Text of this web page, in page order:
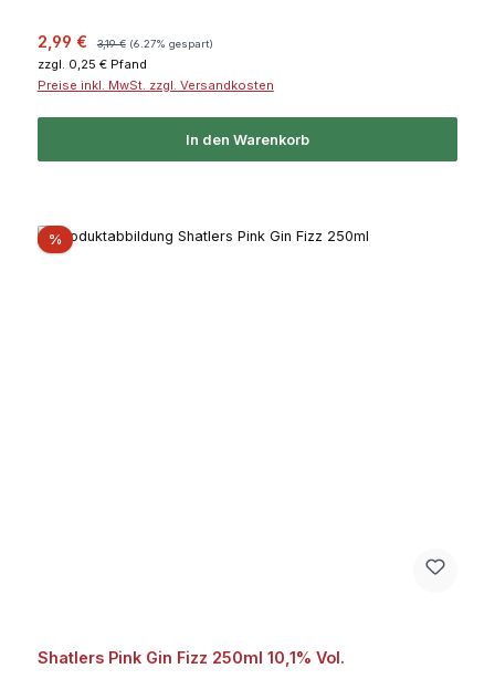
Verkaufspreis:
2,99 € 3,19 € (6.27% gespart)
zzgl. 0,25 € Pfand
Preise inkl. MwSt. zzgl. Versandkosten
In den Warenkorb
%Rabatt
Shatlers Pink Gin Fizz 250ml 10,1% Vol.